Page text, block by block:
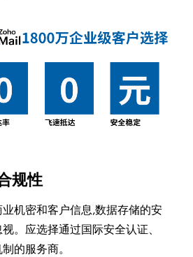
规性
机密和客户信息,数据存储的安
。应选择通过国际安全认证、
的服务商。